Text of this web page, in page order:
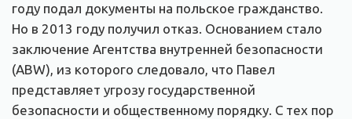
году подал документы на польское гражданство.
Но в 2013 году получил отказ. Основанием стало
заключение Агентства внутренней безопасности
(ABW), из которого следовало, что Павел
представляет угрозу государственной
безопасности и общественному порядку. С тех пор